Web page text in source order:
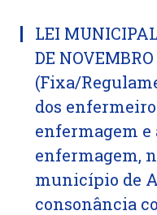
LEI
DE
(Fixa/
dos
enfermagem
enfermagem,
município de
consonância